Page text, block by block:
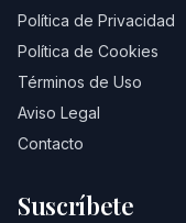
Política de Privacidad
Política de Cookies
Términos de Uso
Aviso Legal
Contacto
Suscríbete